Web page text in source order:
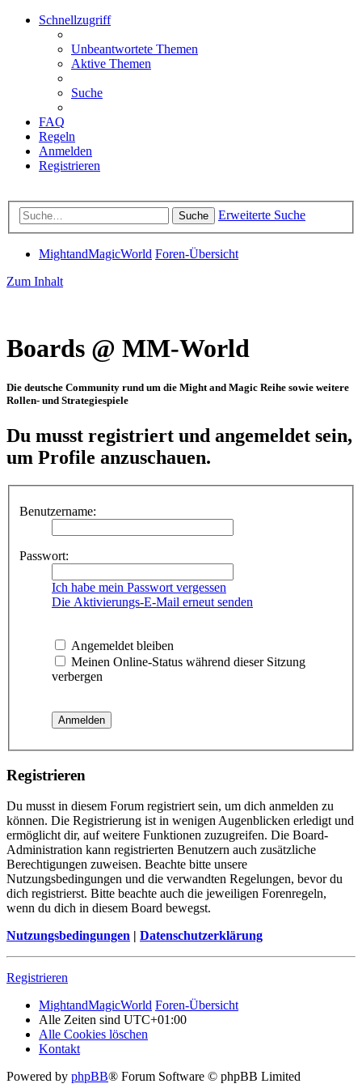
Schnellzugriff
Unbeantwortete Themen
Aktive Themen
Suche
FAQ
Regeln
Anmelden
Registrieren
Suche Erweiterte Suche
MightandMagicWorld Foren-Übersicht
Zum Inhalt
Boards @ MM-World
Die deutsche Community rund um die Might and Magic Reihe sowie weitere
Rollen- und Strategiespiele
Du musst registriert und angemeldet sein,
um Profile anzuschauen.
Benutzername:
Passwort:
Ich habe mein Passwort vergessen
Die Aktivierungs-E-Mail erneut senden
Angemeldet bleiben
Meinen Online-Status während dieser Sitzung
verbergen
Registrieren
Du musst in diesem Forum registriert sein, um dich anmelden zu
können. Die Registrierung ist in wenigen Augenblicken erledigt und
ermöglicht dir, auf weitere Funktionen zuzugreifen. Die Board-
Administration kann registrierten Benutzern auch zusätzliche
Berechtigungen zuweisen. Beachte bitte unsere
Nutzungsbedingungen und die verwandten Regelungen, bevor du
dich registrierst. Bitte beachte auch die jeweiligen Forenregeln,
wenn du dich in diesem Board bewegst.
Nutzungsbedingungen | Datenschutzerklärung
Registrieren
MightandMagicWorld Foren-Übersicht
Alle Zeiten sind UTC+01:00
Alle Cookies löschen
Kontakt
Powered by phpBB® Forum Software © phpBB Limited